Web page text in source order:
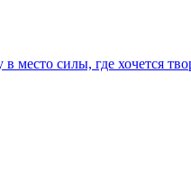
место силы, где хочется